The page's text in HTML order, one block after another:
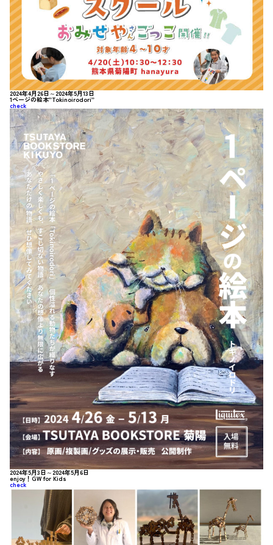
2024年4月26日～2024年5月13日
1ページの絵本”Tokinoirodori”
check
2024年5月3日～2024年5月6日
enjoy！GW for Kids
check